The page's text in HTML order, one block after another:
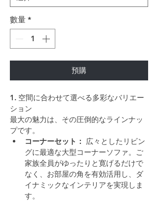
數量 *
預購
1. 空間に合わせて選べる多彩なバリエー
ション
最大の魅力は、その圧倒的なラインナッ
プです。
コーナーセット： 広々としたリビン
グに最適な大型コーナーソファ。ご
家族全員がゆったりと寛げるだけで
なく、お部屋の角を有効活用し、ダ
イナミックなインテリアを実現しま
す。